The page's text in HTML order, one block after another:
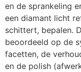
en de sprankeling
een diamant licht
schittert, bepalen.
beoordeeld op de
facetten, de
en de polish